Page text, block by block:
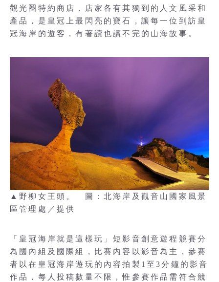
觀光圈特約商店，店家各有其獨到的人文風采和
產品，是皇冠上最閃亮的寶石，讓每一位到訪皇
冠海岸的遊客，有著讀也讀不完的山海故事。
▲野柳女王頭。 圖：北海岸及觀音山國家風景
區管理處／提供
「皇冠海岸就是這樣玩」短影音創意遊程競賽分
為國內組及國際組，比賽內容以影音為主，參賽
者以在皇冠海岸遊玩的內容拍製1至3分鐘的影音
作品，每人投稿數量不限，惟參賽作品需符合競